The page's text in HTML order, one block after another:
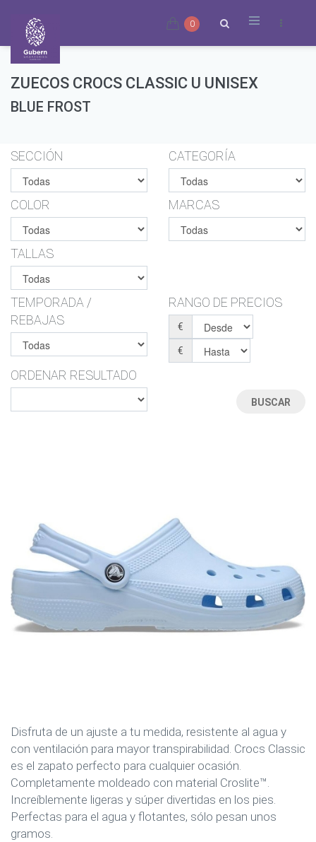
0
ZUECOS CROCS CLASSIC U UNISEX
BLUE FROST
SECCIÓN CATEGORÍA
COLOR MARCAS
TALLAS
TEMPORADA /
REBAJAS
RANGO DE PRECIOS
€
€
ORDENAR RESULTADO
Disfruta de un ajuste a tu medida, resistente al agua y
con ventilación para mayor transpirabilidad. Crocs Classic
es el zapato perfecto para cualquier ocasión.
Completamente moldeado con material Croslite™.
Increíblemente ligeras y súper divertidas en los pies.
Perfectas para el agua y flotantes, sólo pesan unos
gramos.